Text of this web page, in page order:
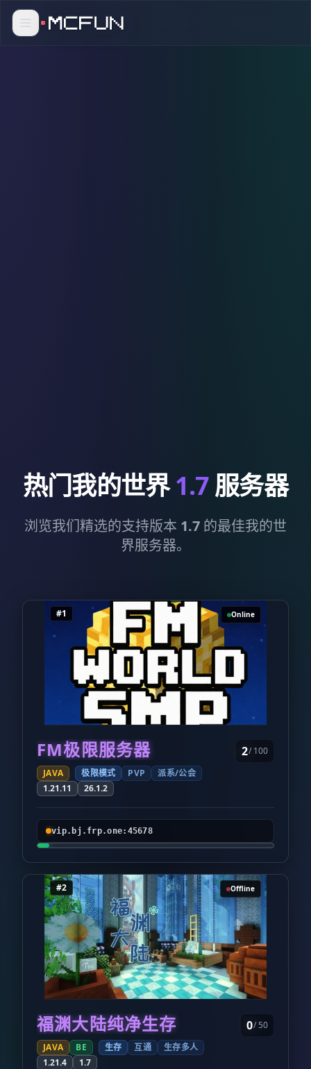
热门我的世界1.7服务器
浏览我们精选的支持版本 1.7 的最佳我的世
界服务器。
#1 Online
FM极限服务器
JAVA 极限模式 PVP
派系/公会
1.21.11
26.1.2
2/ 100
vip.bj.frp.one:45678
#2 Offline
福渊大陆纯净生存
JAVA BE 生存 互通
生存多人
1.21.4
1.7
0/ 50